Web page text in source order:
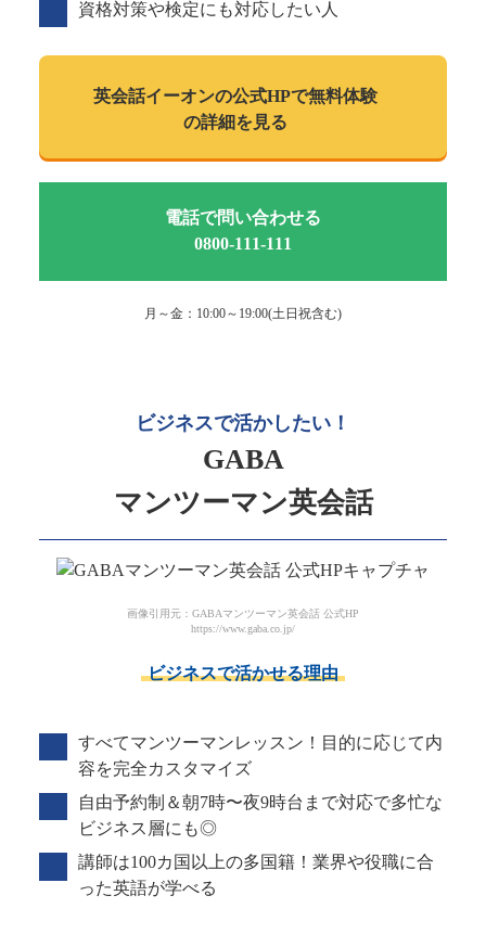
資格対策や検定にも対応したい人
英会話イーオンの公式HPで無料体験
の詳細を見る
電話で問い合わせる
0800-111-111
月～金：10:00～19:00(土日祝含む)
ビジネスで活かしたい！
GABA
マンツーマン英会話
画像引用元：GABAマンツーマン英会話 公式HP
https://www.gaba.co.jp/
ビジネスで活かせる理由
すべてマンツーマンレッスン！目的に応じて内
容を完全カスタマイズ
自由予約制＆朝7時〜夜9時台まで対応で多忙な
ビジネス層にも◎
講師は100カ国以上の多国籍！業界や役職に合
った英語が学べる